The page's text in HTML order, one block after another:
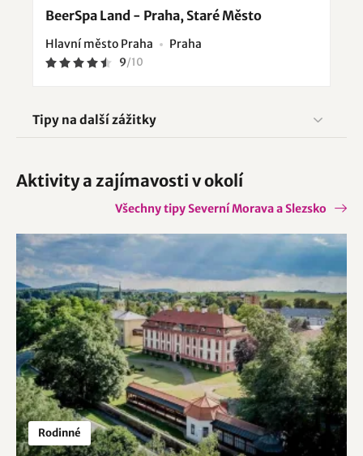
BeerSpa Land - Praha, Staré Město
Hlavní město Praha Praha
9/10
Tipy na další zážitky
Aktivity a zajímavosti v okolí
Všechny tipy Severní Morava a Slezsko
Rodinné